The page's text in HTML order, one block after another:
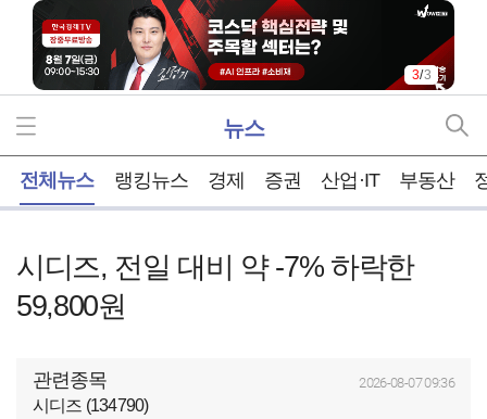
3/3
뉴스
전체뉴스 랭킹뉴스 경제 증권 산업·IT 부동산
시디즈, 전일 대비 약 -7% 하락한
59,800원
관련종목 2026-08-07 09:36
시디즈 (134790)